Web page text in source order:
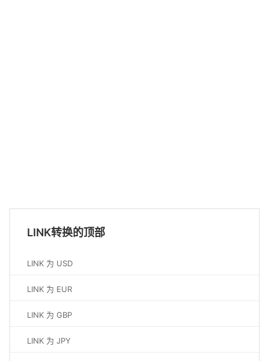
LINK转换的顶部
LINK 为 USD
LINK 为 EUR
LINK 为 GBP
LINK 为 JPY